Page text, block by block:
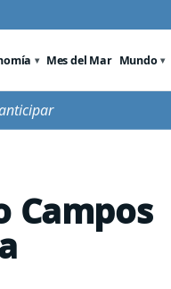
Mes del Mar Mundo
Campos